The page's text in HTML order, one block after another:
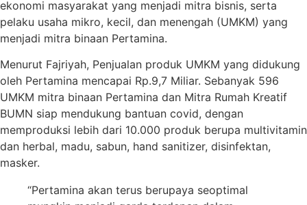
ekonomi masyarakat yang menjadi mitra bisnis, serta
pelaku usaha mikro, kecil, dan menengah (UMKM) yang
menjadi mitra binaan Pertamina.
Menurut Fajriyah, Penjualan produk UMKM yang didukung
oleh Pertamina mencapai Rp.9,7 Miliar. Sebanyak 596
UMKM mitra binaan Pertamina dan Mitra Rumah Kreatif
BUMN siap mendukung bantuan covid, dengan
memproduksi lebih dari 10.000 produk berupa multivitamin
dan herbal, madu, sabun, hand sanitizer, disinfektan,
masker.
“Pertamina akan terus berupaya seoptimal